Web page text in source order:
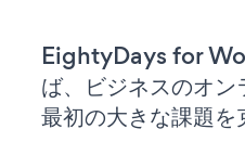
EightyDays for
ば、ビジネスのオ
最初の大きな課題を